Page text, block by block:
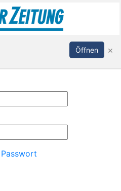
Anmelden
Passwort
Öffnen ×